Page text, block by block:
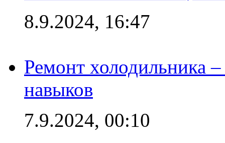
8.9.2024, 16:47
Ремонт холодильника
навыков
7.9.2024, 00:10